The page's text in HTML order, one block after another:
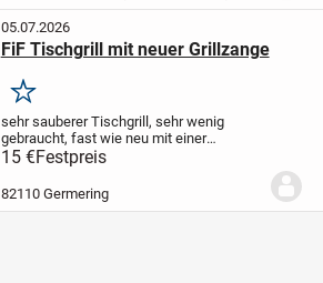
05.07.2026
FiF Tischgrill mit neuer Grillzange
Merken
sehr sauberer Tischgrill, sehr wenig
gebraucht, fast wie neu mit einer
zusätzlichen Grillzange, kann in
Germering jederzeit abgeholt werden
15 €Festpreis
82110 Germering